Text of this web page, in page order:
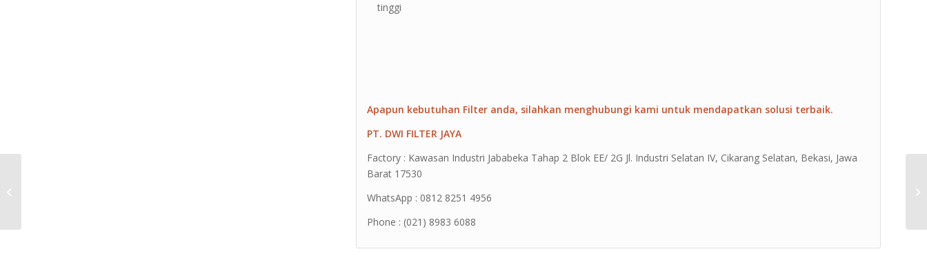
tinggi
Apapun kebutuhan Filter anda, silahkan menghubungi kami untuk mendapatkan solusi terbaik.
PT. DWI FILTER JAYA
Factory : Kawasan Industri Jababeka Tahap 2 Blok EE/ 2G Jl. Industri Selatan IV, Cikarang Selatan, Bekasi, Jawa
Barat 17530
WhatsApp : 0812 8251 4956
Phone : (021) 8983 6088